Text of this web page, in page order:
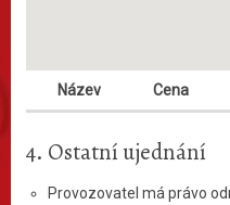
Název Cena
4. Ostatní ujednání
Provozovatel má právo